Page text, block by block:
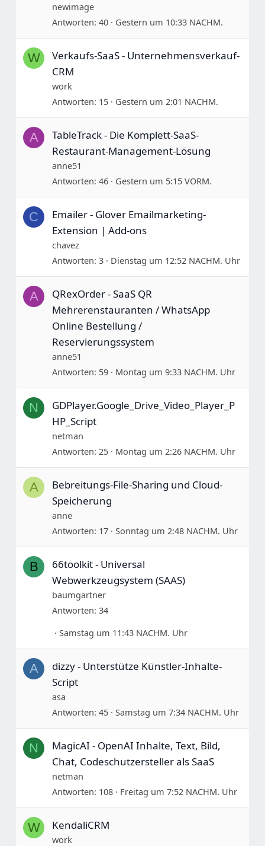
newimage
Antworten 40 Gestern um 10:33 NACHM.
W
Verkaufs-SaaS - Unternehmensverkauf-
CRM
work
Antworten 15 Gestern um 2:01 NACHM.
A
TableTrack - Die Komplett-SaaS-
Restaurant-Management-Lösung
anne51
Antworten 46 Gestern um 5:15 VORM.
C
Emailer - Glover Emailmarketing-
Extension | Add-ons
chavez
Antworten 3 Dienstag um 12:52 NACHM. Uhr
A
QRexOrder - SaaS QR
Mehrerenstauranten / WhatsApp
Online Bestellung /
Reservierungssystem
anne51
Antworten 59 Montag um 9:33 NACHM. Uhr
N
GDPlayer.Google_Drive_Video_Player_P
HP_Script
netman
Antworten 25 Montag um 2:26 NACHM. Uhr
A
Bebreitungs-File-Sharing und Cloud-
Speicherung
anne
Antworten 17 Sonntag um 2:48 NACHM. Uhr
B
66toolkit - Universal
Webwerkzeugsystem (SAAS)
baumgartner
Antworten 34
Samstag um 11:43 NACHM. Uhr
A
dizzy - Unterstütze Künstler-Inhalte-
Script
asa
Antworten 45 Samstag um 7:34 NACHM. Uhr
N
MagicAI - OpenAI Inhalte, Text, Bild,
Chat, Codeschutzersteller als SaaS
netman
Antworten 108 Freitag um 7:52 NACHM. Uhr
W KendaliCRM
work